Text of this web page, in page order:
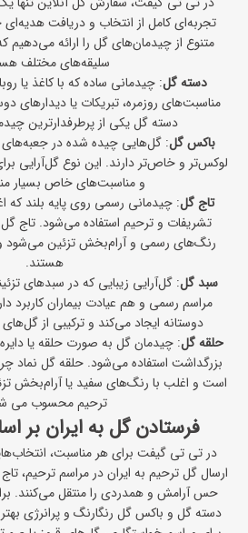
تجربه‌ای کامل از انتخاب و دریافت
متنوع از چیدمان‌های گل را ارائه می‌دهیم
سلیقه‌های مختلف
دسته گل: چیدمانی ساده که با کاغذ یا
مناسبت‌های روزمره، تبریکات یا دیدارهای
دسته گلیکی از پرطرفدارترین
باکس گل: گل‌هایی چیده شده در
لوکس‌تر و خاص‌تر دارند. این نوع گل‌آرایی
و مناسبت‌های خاص بسیار
تاج گل: چیدمانی رسمی روی پایه بلند که
تشریفات و ترحیم استفاده می‌شود. تاج گل
رنگ‌های رسمی و آرام‌بخش تزئین می‌شود و
هستند.
سبد گل: گل‌آرایی زیبایی که در سبدهای
مراسم رسمی و هم عیادت بیماران کاربرد
دوستانه ایجاد می‌کند و ترکیبی از
حلقه گل: چیدمان گل به صورت حلقه یا
بزرگداشت استفاده می‌شود. حلقه گل نماد
است و اغلب با رنگ‌های سفید یا آرام‌بخش
ترحیممحسوب می
فرستادن گل به ایران بر
در تی تی ‌گیفت برای هر مناسبت،
ارسال گل ترحیم به ایراندر مراسم ترحیم،
حس آرامش و همدردی را منتقل می‌کنند.
دسته گل‌ و باکس‌ گل رنگارنگ و پرانرژی